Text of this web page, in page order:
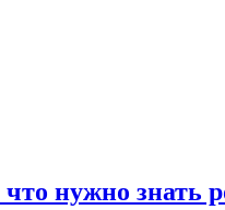
нужно знать